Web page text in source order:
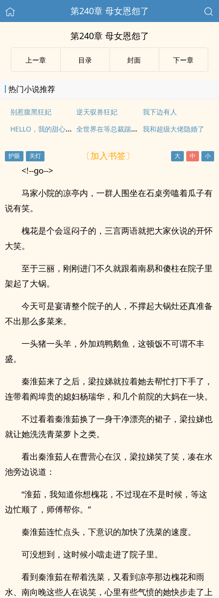
第240章 母女恩怨了
第240章 母女恩怨了
上ー章 目录 封面 下ー章
热门小说推荐
别惹腹黑狂妃 逆天驭兽狂妃 我下边有人
HELLO，我的甜心小初恋 全世界在等总裁踹掉我 我和超级大佬隐婚了
〔加入书签〕
<!--go-->
马家小院的凉亭内，一群人围坐在石桌旁嗑着瓜子有
说有笑。
槐花是个会逗闷子的，三言两语就把大家伙说的开怀
大笑。
至于三丽，刚刚进门不久就跟着南易和傻柱在院子里
架起了大锅。
今天可是宴请整个院子的人，不撑起大锅灶还真准备
不出那么多菜来。
一头猪一头羊，外加鸡鸭鹅鱼，这顿饭不可谓不丰
盛。
秦淮茹来了之后，梁拉娣就拉着她去帮忙打下手了，
连带着阎埠贵的媳妇杨瑞华，和几个前院的大妈在一块。
不过看着秦淮茹换了一身干净漂亮的裙子，梁拉娣也
就让她洗洗青菜萝卜之类。
看出秦淮茹人在曹营心在汉，梁拉娣笑了笑，凑在水
池旁边说道：
“淮茹，我知道你想槐花，不过现在不是时候，等这
边忙顺了，师傅帮你。”
秦淮茹连忙点头，下意识的加快了洗菜的速度。
可没想到，这时候小噹走进了院子里。
看到秦淮茹在帮着洗菜，又看到凉亭那边槐花和雨
水、南向晚这些人在说笑，心里有些气愤的她快步走了上